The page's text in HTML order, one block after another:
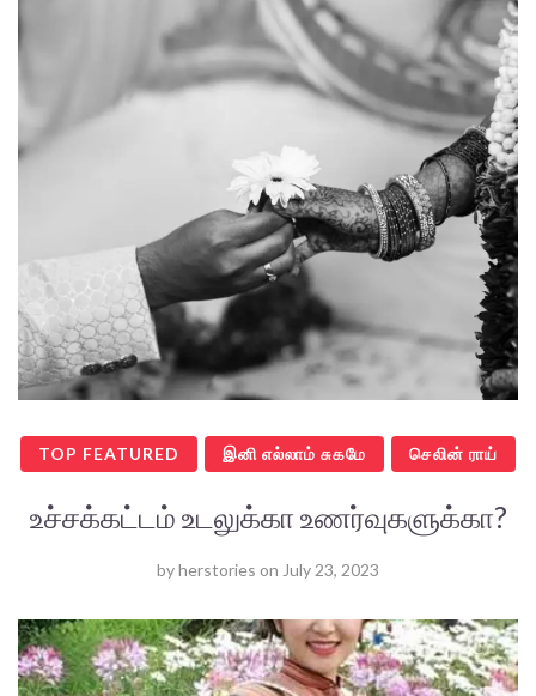
TOP FEATURED இனி எல்லாம் சுகமே செலின் ராய்
உச்சக்கட்டம் உடலுக்கா உணர்வுகளுக்கா?
byherstories on July 23, 2023